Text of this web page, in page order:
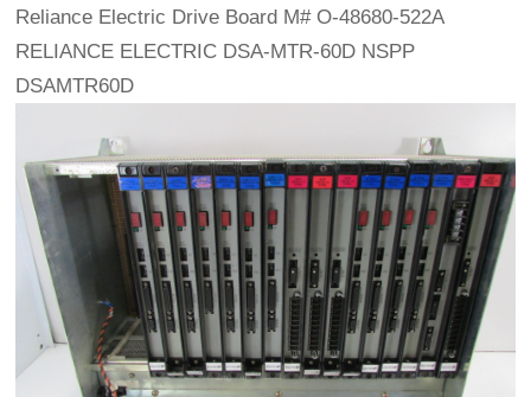
Reliance Electric Drive Board M# O-48680-522A
RELIANCE ELECTRIC DSA-MTR-60D NSPP
DSAMTR60D